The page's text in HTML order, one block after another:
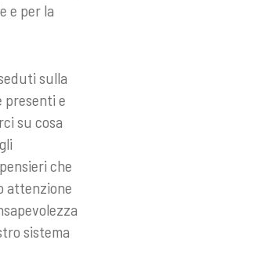
e per la
sulla
presenti e
su cosa
che
attenzione
sistema